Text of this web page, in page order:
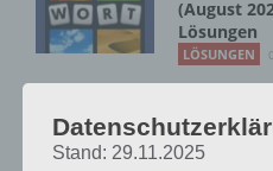
(August
Lösungen
LÖSUNGEN
2024)
LÖSUNGEN
Stand: 29.11.2025